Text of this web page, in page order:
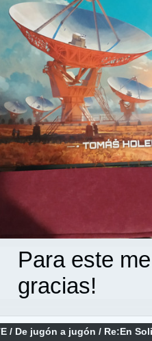
Para este
gracias!
/ De jugón a jugón / Re:En